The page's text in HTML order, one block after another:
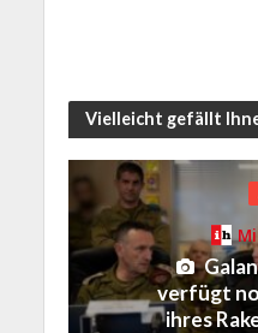
Vielleicht gefällt
verfügt
ihres